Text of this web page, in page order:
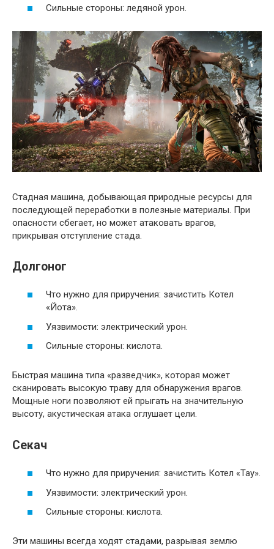
Сильные стороны: ледяной урон.
Стадная машина, добывающая природные ресурсы для
последующей переработки в полезные материалы. При
опасности сбегает, но может атаковать врагов,
прикрывая отступление стада.
Долгоног
Что нужно для приручения: зачистить Котел
«Йота».
Уязвимости: электрический урон.
Сильные стороны: кислота.
Быстрая машина типа «разведчик», которая может
сканировать высокую траву для обнаружения врагов.
Мощные ноги позволяют ей прыгать на значительную
высоту, акустическая атака оглушает цели.
Секач
Что нужно для приручения: зачистить Котел «Тау».
Уязвимости: электрический урон.
Сильные стороны: кислота.
Эти машины всегда ходят стадами, разрывая землю